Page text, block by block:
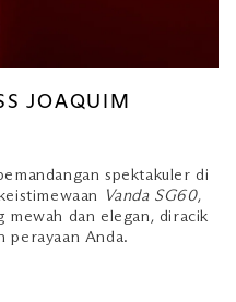
JOAQUIM
spektakuler di
Vanda SG60,
mewah dan elegan, diracik
perayaan Anda.